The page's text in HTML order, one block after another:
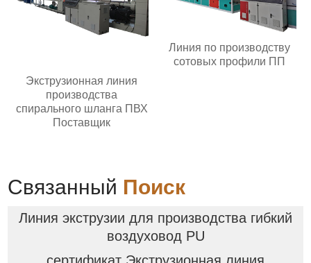
Экструзионная линия
производства
спирального шланга ПВХ
Поставщик
Линия по производству
сотовых профили ПП
Связанный Поиск
Линия экструзии для производства гибкий
воздуховод PU